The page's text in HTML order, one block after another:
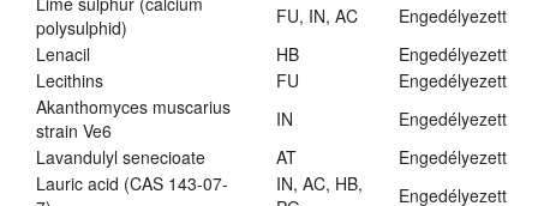
polysulphid)
FU, IN, AC
Engedélyezett
Lenacil
HB
Engedélyezett
Lecithins
FU
Engedélyezett
Akanthomyces muscarius
strain Ve6
IN
Engedélyezett
Lavandulyl senecioate
AT
Engedélyezett
Lauric acid (CAS 143-07-
IN, AC, HB,
Engedélyezett